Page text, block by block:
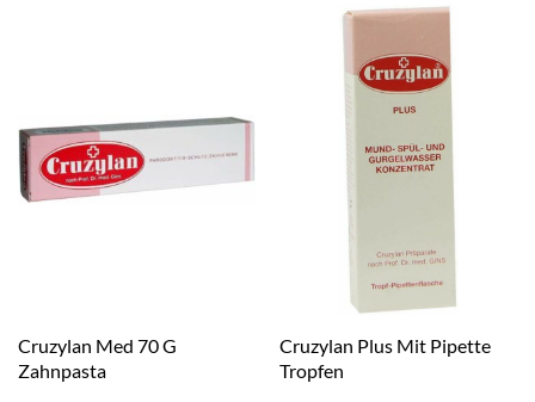
Cruzylan Med 70 G
Zahnpasta
Cruzylan Plus Mit Pipette
Tropfen